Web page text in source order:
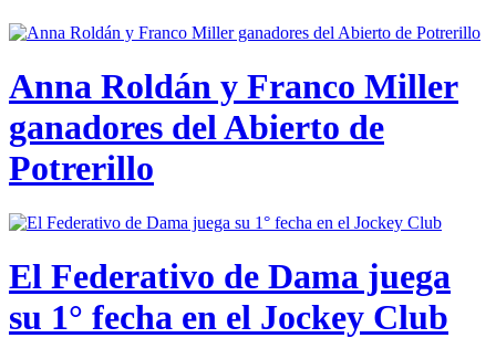
Anna Roldán y Franco Miller
ganadores del Abierto de
Potrerillo
El Federativo de Dama juega
su 1° fecha en el Jockey Club